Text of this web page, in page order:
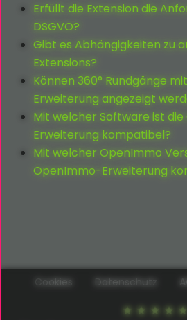
Erfüllt die Extension die
DSGVO?
Gibt es Abhängigkeiten zu
Extensions?
Können 360° Rundgänge
Erweiterung angezeigt
Mit welcher Software ist
Erweiterung kompatibel?
Mit welcher OpenImmo
OpenImmo-Erweiterung
Cookies Datenschutz